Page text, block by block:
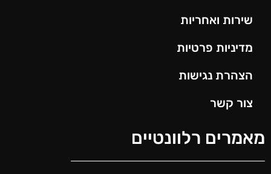
שירות ואחריות
מדיניות פרטיות
הצהרת נגישות
צור קשר
מאמרים רלוונטיים